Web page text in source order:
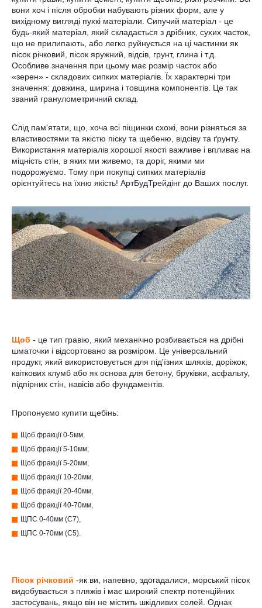
вони хоч і після обробки набувають різних форм, але у
вихідному вигляді пухкі матеріали. Сипучий матеріал - це
будь-який матеріал, який складається з дрібних, сухих часток,
що не прилипають, або легко руйнується на ці частинки як
пісок річковий, пісок яружний, відсів, грунт, глина і т.д.
Особливе значення при цьому має розмір часток або
«зерен» - складових сипких матеріалів. Їх характерні три
значення: довжина, ширина і товщина компонентів. Це так
званий гранулометричний склад.
Слід пам'ятати, що, хоча всі піщинки схожі, вони різняться за
властивостями та якістю піску та щебеню, відсіву та ґрунту.
Використання матеріалів хорошої якості важливе і впливає на
міцність стін, в яких ми живемо, та доріг, якими ми
подорожуємо. Тому при покупці сипких матеріалів
орієнтуйтесь на їхню якість! АртБудТрейдінг до Ваших послуг.
Щоб - це тип гравію, який механічно розбивається на дрібні
шматочки і відсортовано за розміром. Це універсальний
продукт, який використовується для під'їзних шляхів, доріжок,
квіткових клумб або як основа для бетону, бруківки, асфальту,
підпірних стін, навісів або фундаментів.
Пропонуємо купити щебінь:
Щоб фракції 0-5мм,
Щоб фракції 5-10мм,
Щоб фракції 5-20мм,
Щоб фракції 10-20мм,
Щоб фракції 20-40мм,
Щоб фракції 40-70мм,
ЩПС 0-40мм (С7),
ЩПС 0-70мм (С5).
Пісок річковий -як ви, напевно, здогадалися, морський пісок
видобувається з пляжів і має широкий спектр потенційних
застосувань, якщо він не містить шкідливих солей. Однак